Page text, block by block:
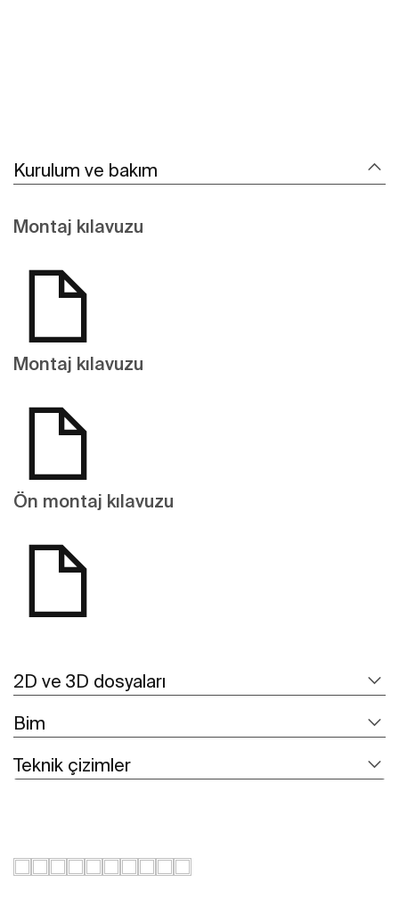
Kurulum ve bakım
Montaj kılavuzu
Montaj kılavuzu
Ön montaj kılavuzu
2D ve 3D dosyaları
Bim
Teknik çizimler